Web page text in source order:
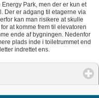
Park, men der er kun et
Der er adgang til etagerne via
kan man risikere at skulle
at komme frem til elevatoren
ende af bygningen. Nedenfor
plads inde i toiletrummet end
indrettet ens.